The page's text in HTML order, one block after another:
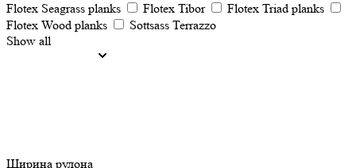
Flotex Seagrass planks
Flotex Tibor
Flotex Triad planks
Flotex Wood planks
Sottsass Terrazzo
Show all
Ширина рулона